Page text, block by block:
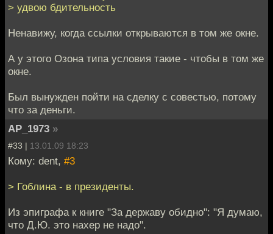
> удвою бдительность
Ненавижу, когда ссылки открываются в том же окне.
А у этого Озона типа условия такие - чтобы в том же
окне.
Был вынужден пойти на сделку с совестью, потому
что за деньги.
AP_1973 »
#33 | 13.01.09 18:23
Кому: dent, #3
> Гоблина - в президенты.
Из эпиграфа к книге "За державу обидно": "Я думаю,
что Д.Ю. это нахер не надо".